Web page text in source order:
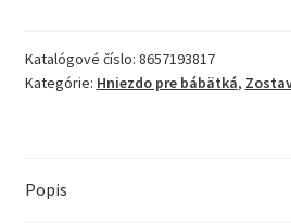
7
-
Katalógové číslo: 8657193817
Kategórie: Hniezdo pre bábätká,
Popis